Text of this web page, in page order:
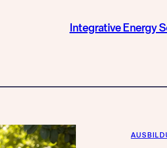
Integrative Energy